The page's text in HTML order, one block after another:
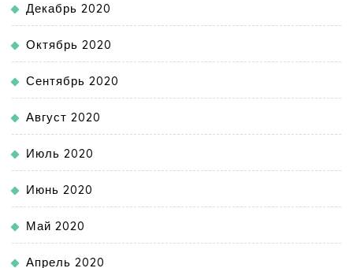
Декабрь 2020
Октябрь 2020
Сентябрь 2020
Август 2020
Июль 2020
Июнь 2020
Май 2020
Апрель 2020